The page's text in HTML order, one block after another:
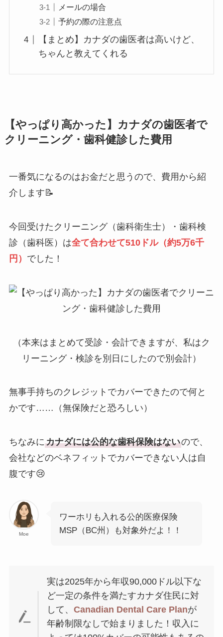
メールの場合
予約の際の注意点
【まとめ】カナダの歯医者は高いけど、
ちゃんと教えてくれる
【やっぱり高かった】カナダの歯医者で
クリーニング・歯科健診した費用
一番気になるのはお金だと思うので、費用から紹
介します📝
今回受けたクリーニング（歯科衛生士）・歯科検
診（歯科医）は全て合わせて510ドル（約5万6千
円） でした！
（本来はまとめて受診・会計できますが、私はク
リーニング・検診を別日にしたので別会計）
無事手持ちのクレジットでカバーできたので何と
かです……（無保険だと恐ろしい）
ちなみにカナダには公的な歯科保険はないので、
会社などのベネフィットでカバーできない人は自
腹です😢
Moe
ワーホリも入れる公的医療保険
MSP（BC州）も対象外だよ！！
実は2025年から年収90,000ドル以下な
ど一定の条件を満たすカナダ住民に対
して、Canadian Dental Care Planが
年齢制限なしで始まりました！収入に